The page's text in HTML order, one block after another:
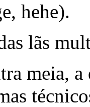
hehe).
lãs
meia,